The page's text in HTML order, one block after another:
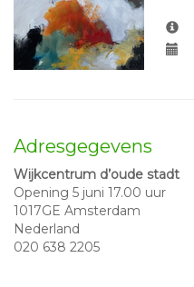
Adresgegevens
Wijkcentrum d’oude stadt
Opening 5 juni 17.00 uur
1017GE Amsterdam
Nederland
020 638 2205